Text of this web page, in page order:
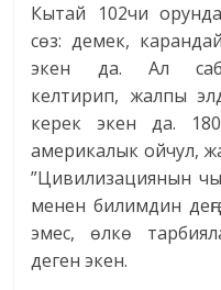
Кытай 102чи
сөз: демек,
экен да. Ал
келтирип, жалпы
керек экен да.
америкалык ойчул,
”Цивилизациянын
менен билимдин
эмес, өлкө
деген экен.